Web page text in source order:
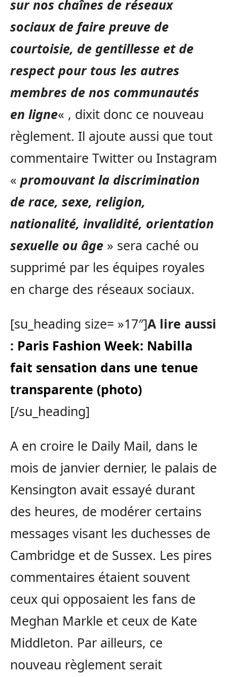
sur nos chaînes de réseaux
sociaux de faire preuve de
courtoisie, de gentillesse et de
respect pour tous les autres
membres de nos communautés
en ligne« , dixit donc ce nouveau
règlement. Il ajoute aussi que tout
commentaire Twitter ou Instagram
« promouvant la discrimination
de race, sexe, religion,
nationalité, invalidité, orientation
sexuelle ou âge » sera caché ou
supprimé par les équipes royales
en charge des réseaux sociaux.
[su_heading size= »17″]A lire aussi
: Paris Fashion Week: Nabilla
fait sensation dans une tenue
transparente (photo)
[/su_heading]
A en croire le Daily Mail, dans le
mois de janvier dernier, le palais de
Kensington avait essayé durant
des heures, de modérer certains
messages visant les duchesses de
Cambridge et de Sussex. Les pires
commentaires étaient souvent
ceux qui opposaient les fans de
Meghan Markle et ceux de Kate
Middleton. Par ailleurs, ce
nouveau règlement serait